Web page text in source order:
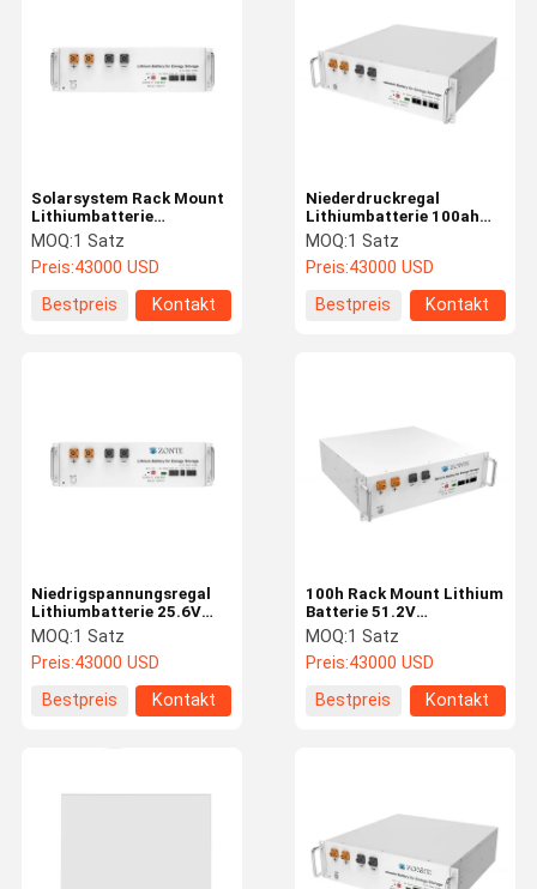
Niederdruckregal
Lithiumbatterie 100ah
51.2V Lithiumbatterie für
die Sonnenenergie
MOQ:1 Satz
Preis:43000 USD
Bestpreis
Kontakt
Solarsystem Rack Mount
Lithiumbatterie
Energiespeicher 51.2V
100ah 6000 Zyklen
MOQ:1 Satz
Preis:43000 USD
Bestpreis
Kontakt
100h Rack Mount Lithium
Batterie 51.2V
Solarsystem
Stromversorgung für
tragbare
Telekommunikation
MOQ:1 Satz
Preis:43000 USD
Bestpreis
Kontakt
Niedrigspannungsregal
Lithiumbatterie 25.6V
100ah Solar-Energie-
Speicherbatterie für
Zuhause
MOQ:1 Satz
Preis:43000 USD
Bestpreis
Kontakt